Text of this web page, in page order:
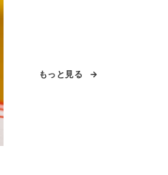
もっと見る